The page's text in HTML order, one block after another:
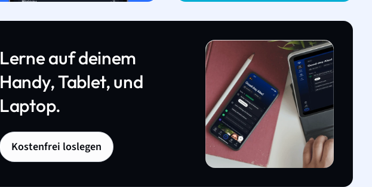
Lerne auf deinem
Handy, Tablet, und
Laptop.
Kostenfrei loslegen